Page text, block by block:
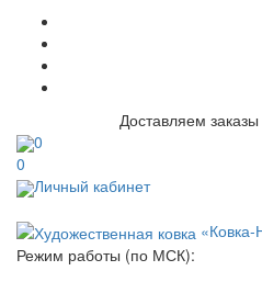
Доставляем
0
0
Личный кабинет
«Ковка-
Режим работы (по МСК):